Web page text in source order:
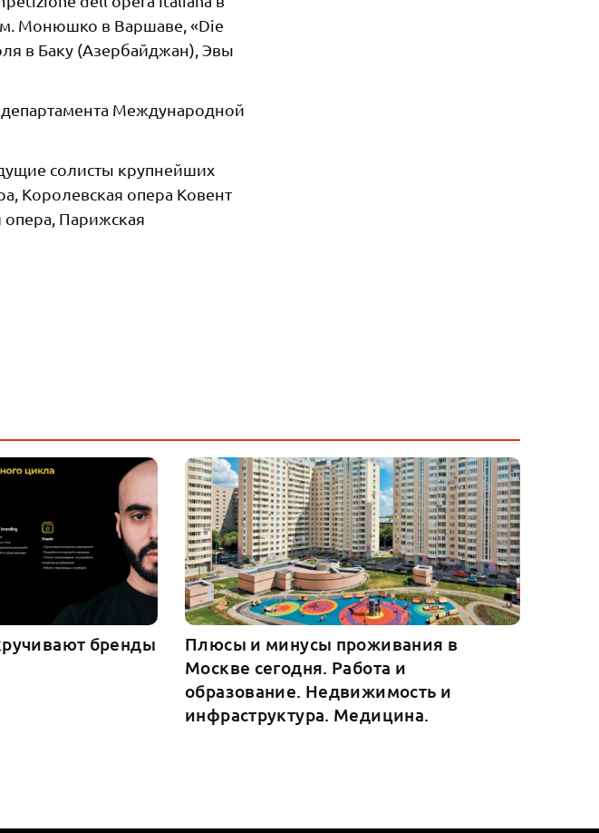
Монюшко в Варшаве, «Die
в Баку (Азербайджан), Эвы
департамента Международной
солисты крупнейших
Королевская опера Ковент
опера, Парижская
бренды
Плюсы и минусы проживания в
Москве сегодня. Работа и
образование. Недвижимость и
инфраструктура. Медицина.